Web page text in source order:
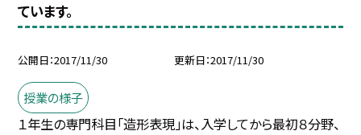
ています。
公開日 2017/11/30 更新日 2017/11/30
授業の様子
１年生の専門科目「造形表現」は、入学してから最初８分野、